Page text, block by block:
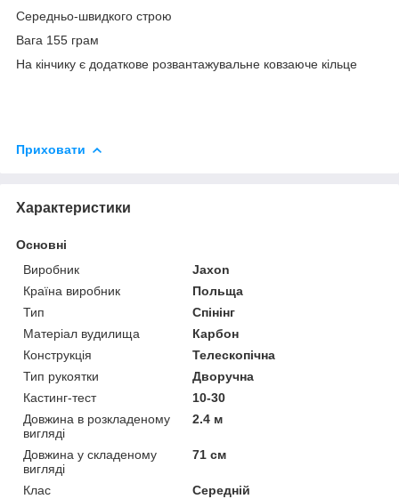
Середньо-швидкого строю
Вага 155 грам
На кінчику є додаткове розвантажувальне ковзаюче кільце
Приховати
Характеристики
Основні
Виробник
Jaxon
Країна виробник
Польща
Тип
Спінінг
Матеріал вудилища
Карбон
Конструкція
Телескопічна
Тип рукоятки
Дворучна
Кастинг-тест
10-30
Довжина в розкладеному
вигляді
2.4 м
Довжина у складеному
вигляді
71 см
Клас Середній